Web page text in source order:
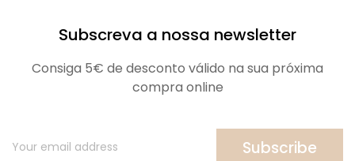
Subscreva a nossa newsletter
Consiga 5€ de desconto válido na sua próxima
compra online
Subscribe